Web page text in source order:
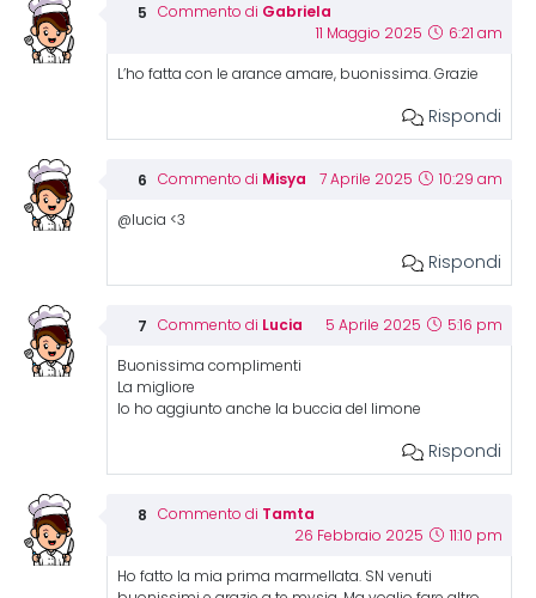
Commento di Gabriela
11 Maggio 2025 6:21 am
L’ho fatta con le arance amare, buonissima. Grazie
Rispondi
Commento di Misya 7 Aprile 2025 10:29 am
@lucia <3
Rispondi
Commento di Lucia 5 Aprile 2025 5:16 pm
Buonissima complimenti
La migliore
Io ho aggiunto anche la buccia del limone
Rispondi
Commento di Tamta
26 Febbraio 2025 11:10 pm
Ho fatto la mia prima marmellata. SN venuti